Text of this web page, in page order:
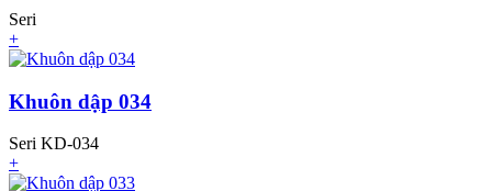
Seri
+
Khuôn dập 034
Seri KD-034
+